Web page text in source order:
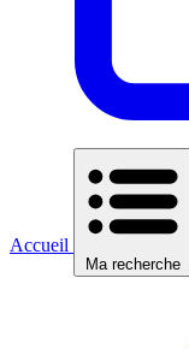
Accueil
Ma recherche